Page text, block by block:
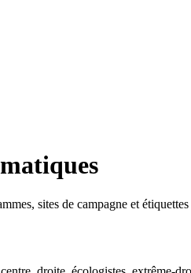
sites de campagne et